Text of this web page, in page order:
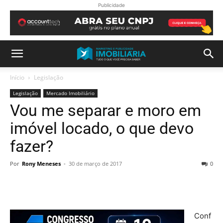
Publicidade
Início Legislação
Legislação Mercado Imobiliário
Vou me separar e moro em
imóvel locado, o que devo
fazer?
Por Rony Meneses - 30 de março de 2017 0
Conf